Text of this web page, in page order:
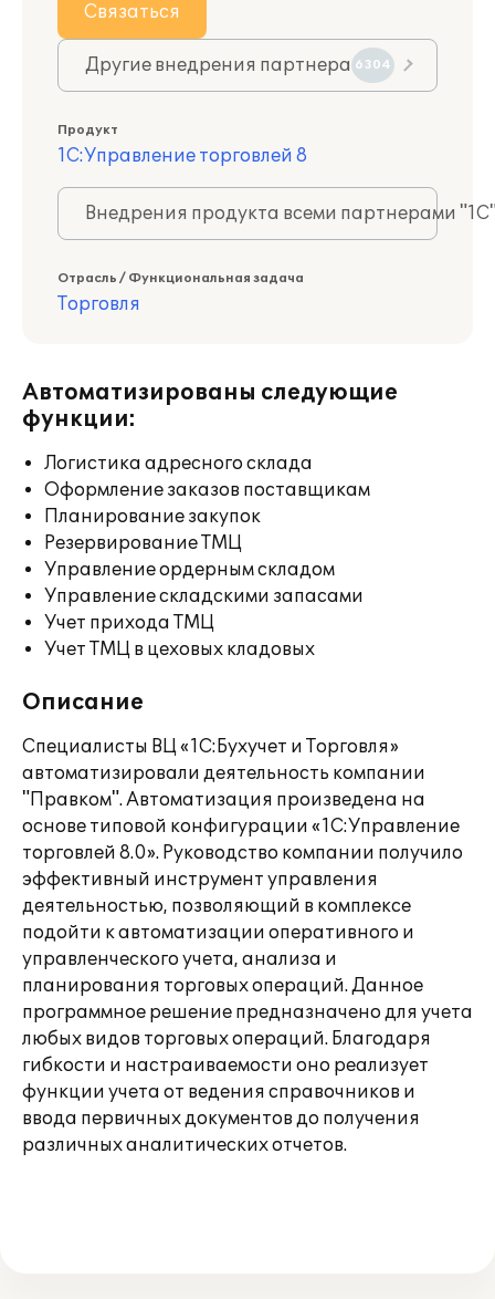
Связаться
Другие внедрения партнера 6304
Продукт
1С:Управление торговлей 8
Внедрения продукта всеми партнерами
Отрасль / Функциональная задача
Торговля
Автоматизированы следующие
функции:
Логистика адресного склада
Оформление заказов поставщикам
Планирование закупок
Резервирование ТМЦ
Управление ордерным складом
Управление складскими запасами
Учет прихода ТМЦ
Учет ТМЦ в цеховых кладовых
Описание
Специалисты ВЦ «1С:Бухучет и Торговля»
автоматизировали деятельность компании
"Правком". Автоматизация произведена на
основе типовой конфигурации «1С:Управление
торговлей 8.0». Руководство компании получило
эффективный инструмент управления
деятельностью, позволяющий в комплексе
подойти к автоматизации оперативного и
управленческого учета, анализа и
планирования торговых операций. Данное
программное решение предназначено для учета
любых видов торговых операций. Благодаря
гибкости и настраиваемости оно реализует
функции учета от ведения справочников и
ввода первичных документов до получения
различных аналитических отчетов.